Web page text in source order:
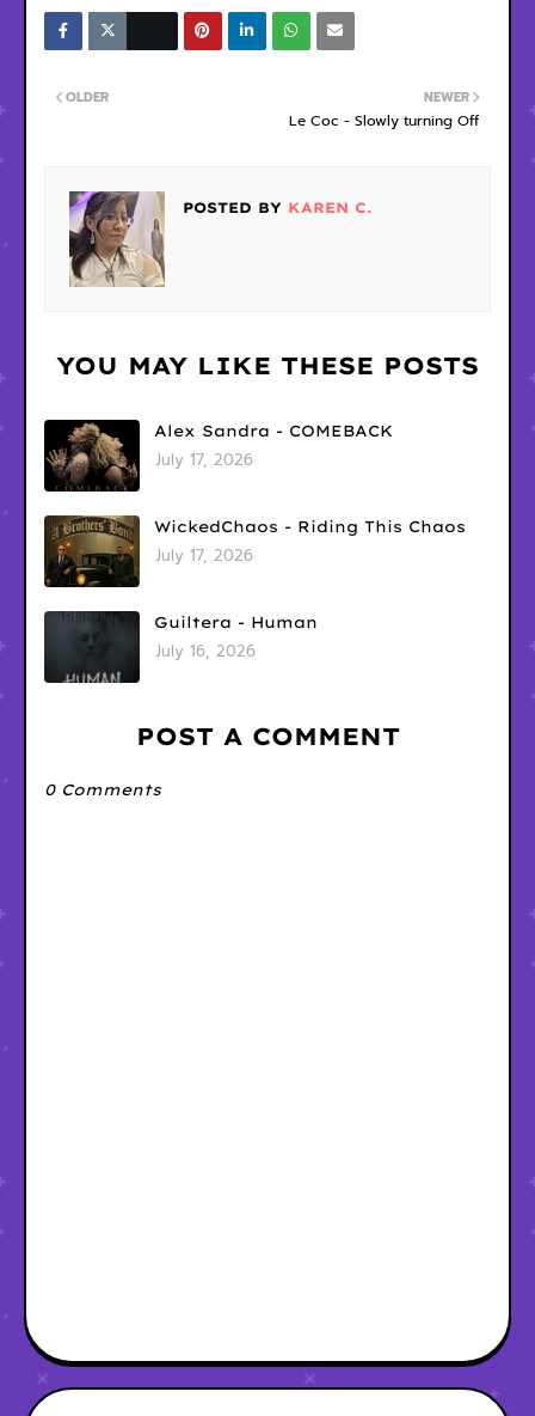
NEWER
Le Coc - Slowly turning Off
OLDER
POSTED BY KAREN C.
YOU MAY LIKE THESE POSTS
Alex Sandra - COMEBACK
July 17, 2026
WickedChaos - Riding This Chaos
July 17, 2026
Guiltera - Human
July 16, 2026
POST A COMMENT
0 Comments